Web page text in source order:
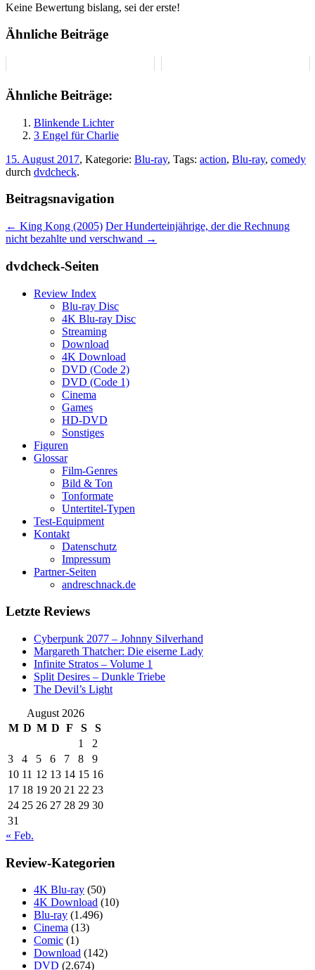
Keine Bewertung bislang, sei der erste!
Ähnliche Beiträge
Ähnliche Beiträge:
Blinkende Lichter
3 Engel für Charlie
15. August 2017, Kategorie: Blu-ray, Tags: action, Blu-ray, comedy
durch dvdcheck.
Beitragsnavigation
← King Kong (2005) Der Hunderteinjährige, der die Rechnung
nicht bezahlte und verschwand →
dvdcheck-Seiten
Review Index
Blu-ray Disc
4K Blu-ray Disc
Streaming
Download
4K Download
DVD (Code 2)
DVD (Code 1)
Cinema
Games
HD-DVD
Sonstiges
Figuren
Glossar
Film-Genres
Bild & Ton
Tonformate
Untertitel-Typen
Test-Equipment
Kontakt
Datenschutz
Impressum
Partner-Seiten
andreschnack.de
Letzte Reviews
Cyberpunk 2077 – Johnny Silverhand
Margareth Thatcher: Die eiserne Lady
Infinite Stratos – Volume 1
Split Desires – Dunkle Triebe
The Devil’s Light
August 2026
M D M D F S
S
1
2
3
4 5 6 7 8
9
10 11 12 13 14 15 16
17 18 19 20 21 22 23
24 25 26 27 28 29 30
31
« Feb.
Review-Kategorien
4K Blu-ray (50)
4K Download (10)
Blu-ray (1.496)
Cinema (13)
Comic (1)
Download (142)
DVD (2.674)